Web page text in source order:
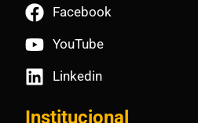
Facebook
YouTube
Linkedin
Institucional